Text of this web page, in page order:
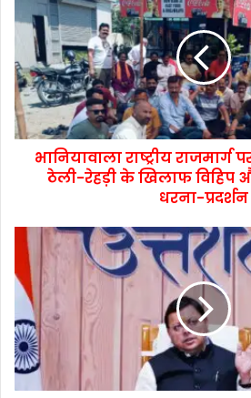
भानियावाला राष्ट्रीय
ठेली-रेहड़ी के खिलाफ विहिप
धरना-प्रदर्शन